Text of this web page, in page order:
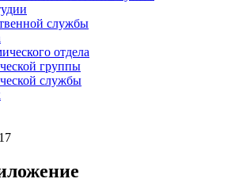
службы
отдела
группы
службы
17